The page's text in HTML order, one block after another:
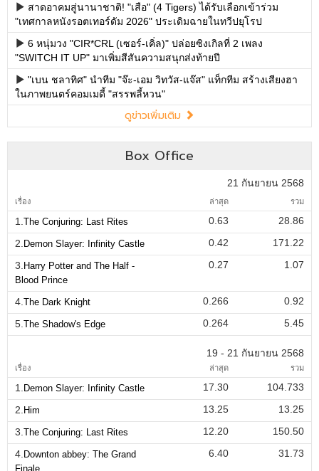
สาดอาคมสู่นานาชาติ! "เสือ" (4 Tigers) ได้รับเลือกเข้าร่วม
"เทศกาลหนังรอตเทอร์ดัม 2026" ประเดิมฉายในทวีปยุโรป
6 หนุ่มวง "CIR*CRL (เซอร์-เคิ่ล)" ปล่อยซิงเกิลที่ 2 เพลง
"SWITCH IT UP" มาเพิ่มสีสันความสนุกส่งท้ายปี
"เบน ชลาทิศ" นำทีม "จ๊ะ-เอม วิทวัส-แจ๊ส" แท็กทีม สร้างเสียงฮา
ในภาพยนตร์คอมเมดี้ "สรรพลี้หวน"
ดูข่าวเพิ่มเติม
Box Office
21 กันยายน 2568
เรื่อง ล่าสุด รวม
1. The Conjuring: Last Rites 0.63
28.86
2. Demon Slayer: Infinity Castle 0.42
171.22
3. Harry Potter and The Half -
Blood Prince
0.27 1.07
4. The Dark Knight 0.266
0.92
5. The Shadow's Edge 0.264 5.45
19 - 21 กันยายน 2568
เรื่อง ล่าสุด รวม
1. Demon Slayer: Infinity Castle 17.30
104.733
2. Him 13.25
13.25
3. The Conjuring: Last Rites 12.20
150.50
4. Downton abbey: The Grand
Finale
6.40 31.73